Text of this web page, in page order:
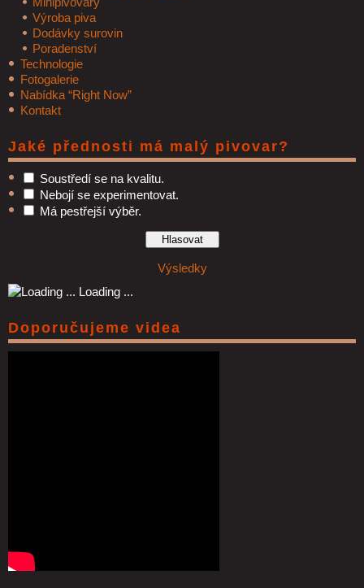
Výroba piva
Dodávky surovin
Poradenství
Technologie
Fotogalerie
Nabídka “Right Now”
Kontakt
Jaké přednosti má malý pivovar?
Soustředí se na kvalitu.
Nebojí se experimentovat.
Má pestřejší výběr.
Výsledky
Loading ...
Doporučujeme videa